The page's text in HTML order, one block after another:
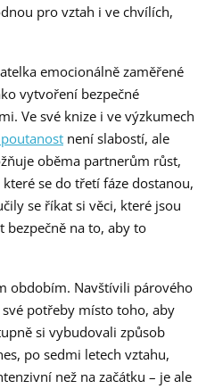
pro vztah i ve chvílích,
emocionálně zaměřené
vytvoření bezpečné
Ve své knize i ve výzkumech
není slabostí, ale
oběma partnerům růst,
se do třetí fáze dostanou,
se říkat si věci, které jsou
bezpečně na to, aby to
obdobím. Navštívili párového
potřeby místo toho, aby
si vybudovali způsob
po sedmi letech vztahu,
než na začátku – je ale